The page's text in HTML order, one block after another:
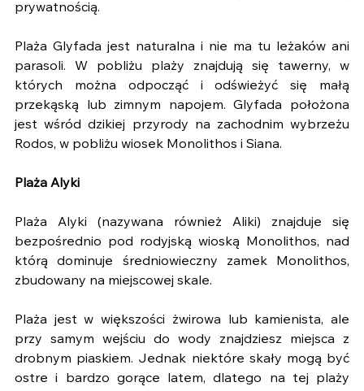
prywatnością.
Plaża Glyfada jest naturalna i nie ma tu leżaków ani
parasoli. W pobliżu plaży znajdują się tawerny, w
których można odpocząć i odświeżyć się małą
przekąską lub zimnym napojem. Glyfada położona
jest wśród dzikiej przyrody na zachodnim wybrzeżu
Rodos, w pobliżu wiosek Monolithos i Siana.
Plaża Alyki
Plaża Alyki (nazywana również Aliki) znajduje się
bezpośrednio pod rodyjską wioską Monolithos, nad
którą dominuje średniowieczny zamek Monolithos,
zbudowany na miejscowej skale.
Plaża jest w większości żwirowa lub kamienista, ale
przy samym wejściu do wody znajdziesz miejsca z
drobnym piaskiem. Jednak niektóre skały mogą być
ostre i bardzo gorące latem, dlatego na tej plaży